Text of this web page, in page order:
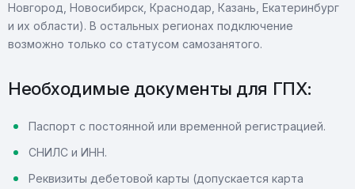
Новгород, Новосибирск, Краснодар, Казань, Екатеринбург
и их области). В остальных регионах подключение
возможно только со статусом самозанятого.
Необходимые документы для ГПХ:
Паспорт с постоянной или временной регистрацией.
СНИЛС и ИНН.
Реквизиты дебетовой карты (допускается карта